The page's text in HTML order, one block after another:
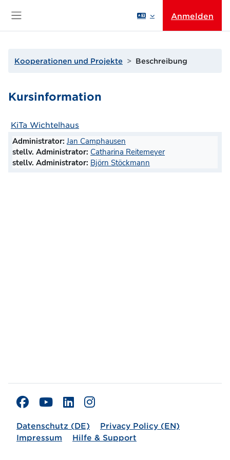
Anmelden
Kooperationen und Projekte Beschreibung
Kursinformation
KiTa Wichtelhaus
Administrator:Jan Camphausen
stellv. Administrator: Catharina Reitemeyer
stellv. Administrator: Björn Stöckmann
Datenschutz (DE)
Privacy Policy (EN)
Impressum
Hilfe & Support